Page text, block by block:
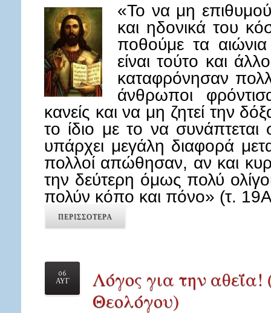
«Το να μη
και ηδονικά του
ποθούμε τα
είναι τούτο και
καταφρόνησαν
άνθρωποι
κανείς και να μη ζητεί την
το ίδιο με το να
υπάρχει μεγάλη διαφορά
πολλοί απώθησαν, αν και
την δεύτερη όμως πολύ
πολύν κόπο και πόνο» (τ.
ΠΕΡΙΣΣΟΤΕΡΑ
06
ΑΥΓ
Λόγος για την
Θεολόγου)